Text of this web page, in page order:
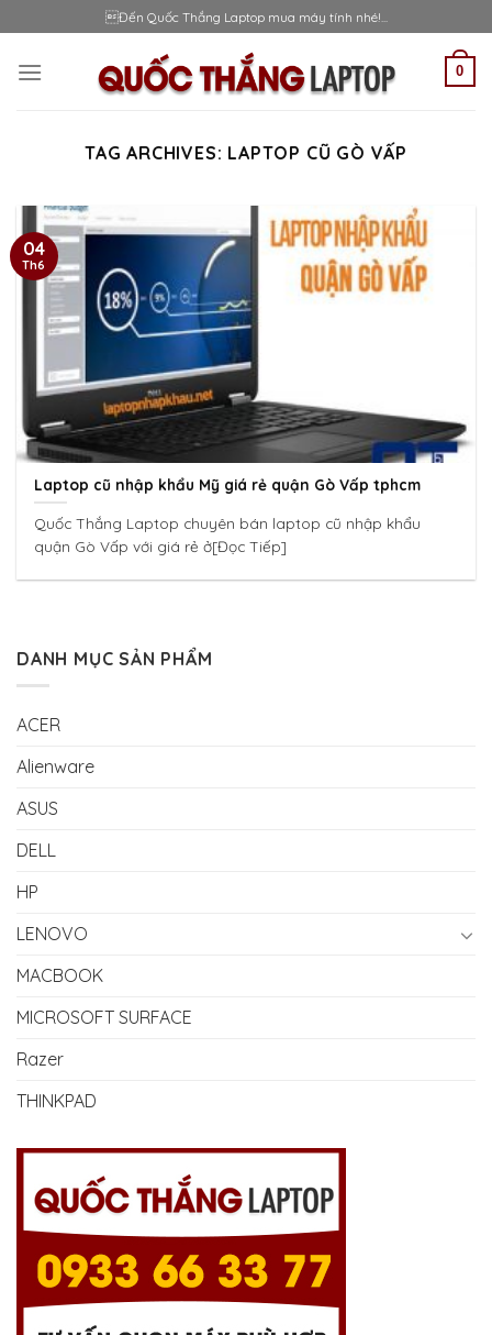
to
content
Đến Quốc Thắng Laptop mua máy tính nhé!...
0
TAG ARCHIVES: LAPTOP CŨ GÒ VẤP
Laptop cũ nhập khẩu Mỹ giá rẻ quận Gò Vấp tphcm
Quốc Thắng Laptop chuyên bán laptop cũ nhập khẩu
quận Gò Vấp với giá rẻ ở[Đọc Tiếp]
04
Th6
DANH MỤC SẢN PHẨM
ACER
Alienware
ASUS
DELL
HP
LENOVO
MACBOOK
MICROSOFT SURFACE
Razer
THINKPAD